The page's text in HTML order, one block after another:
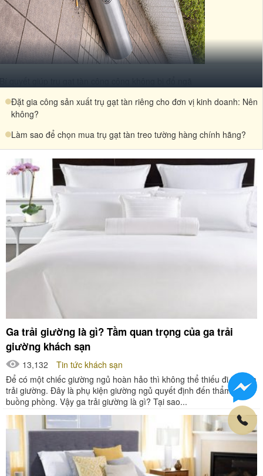
Đặt gia công sản xuất trụ gạt tàn riêng cho đơn vị kinh doanh: Nên
không?
Làm sao để chọn mua trụ gạt tàn treo tường hàng chính hãng?
Ga trải giường là gì? Tầm quan trọng của ga trải
giường khách sạn
13,132
Tin tức khách sạn
Để có một chiếc giường ngủ hoàn hảo thì không thể thiếu đi tấm ga
trải giường. Đây là phụ kiện giường ngủ quyết định đến thẩm mỹ
buồng phòng. Vậy ga trải giường là gì? Tại sao...